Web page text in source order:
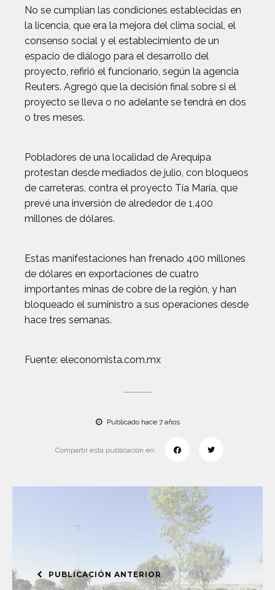
No se cumplían las condiciones establecidas en
la licencia, que era la mejora del clima social, el
consenso social y el establecimiento de un
espacio de diálogo para el desarrollo del
proyecto, refirió el funcionario, según la agencia
Reuters. Agregó que la decisión final sobre si el
proyecto se lleva o no adelante se tendrá en dos
o tres meses.
Pobladores de una localidad de Arequipa
protestan desde mediados de julio, con bloqueos
de carreteras, contra el proyecto Tía María, que
prevé una inversión de alrededor de 1,400
millones de dólares.
Estas manifestaciones han frenado 400 millones
de dólares en exportaciones de cuatro
importantes minas de cobre de la región, y han
bloqueado el suministro a sus operaciones desde
hace tres semanas.
Fuente: eleconomista.com.mx
Publicado hace 7 años
Compartir esta publicación en:
PUBLICACIÓN ANTERIOR